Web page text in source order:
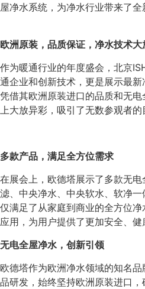
屋净水系统，为净水行业带来了全
欧洲原装，品质保证，净水技术大
作为暖通行业的年度盛会，北京
通企业和创新技术，更是展示最
凭借其欧洲原装进口的品质和无
上大放异彩，吸引了无数参观者的
多款产品，满足全方位需求
在展会上，欧德塔展示了多款无
滤、中央净水、中央软水、软净
仅满足了从家庭到商业的全方位
应用，为用户提供了更加安全、健
无电全屋净水，创新引领
欧德塔作为欧洲净水领域的知名
品研发，始终坚持欧洲原装进口